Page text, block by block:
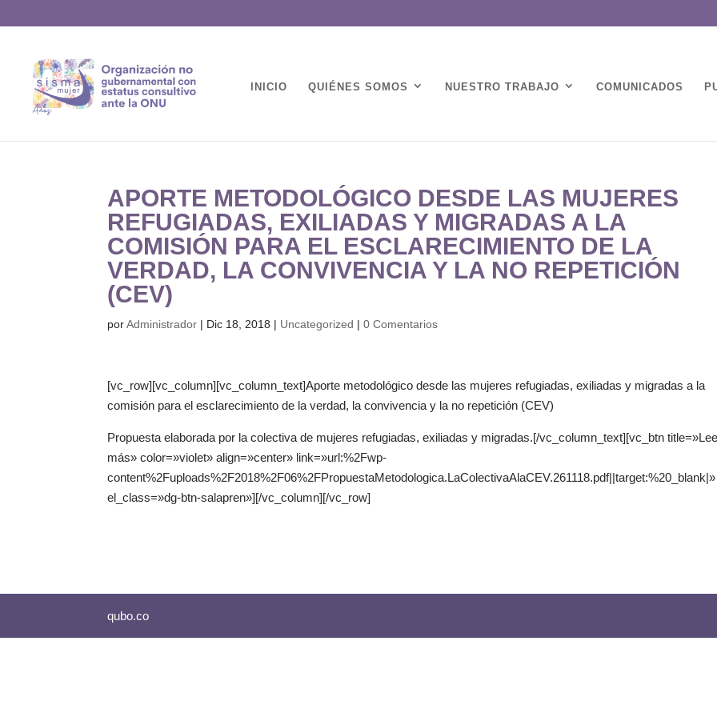
INICIO QUIÉNES SOMOS NUESTRO TRABAJO COMUNICADOS
APORTE METODOLÓGICO DESDE LAS MUJERES
REFUGIADAS, EXILIADAS Y MIGRADAS A LA
COMISIÓN PARA EL ESCLARECIMIENTO DE LA
VERDAD, LA CONVIVENCIA Y LA NO REPETICIÓN
(CEV)
porAdministrador | Dic 18, 2018 | Uncategorized |0 Comentarios
[vc_row][vc_column][vc_column_text]Aporte metodológico desde las mujeres refugiadas, exiliadas y migradas a la
comisión para el esclarecimiento de la verdad, la convivencia y la no repetición (CEV)
Propuesta elaborada por la colectiva de mujeres refugiadas, exiliadas y migradas.[/vc_column_text][vc_btn
más» color=»violet» align=»center» link=»url:%2Fwp-
content%2Fuploads%2F2018%2F06%2FPropuestaMetodologica.LaColectivaAlaCEV.261118.pdf||target:%20_blank|»
el_class=»dg-btn-salapren»][/vc_column][/vc_row]
qubo.co